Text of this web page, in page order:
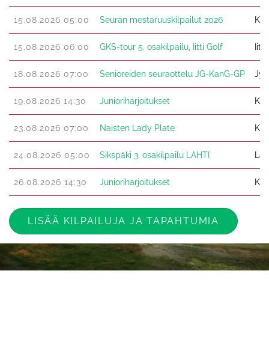
15.08.2026 05:00 Seuran mestaruuskilpailut 2026
15.08.2026 06:00 GKS-tour 5. osakilpailu, Iitti Golf
18.08.2026 07:00 Senioreiden seuraottelu JG-KanG-GP
19.08.2026 14:30 Junioriharjoitukset
23.08.2026 07:00 Naisten Lady Plate
24.08.2026 05:00 Sikspäki 3. osakilpailu LAHTI
26.08.2026 14:30 Junioriharjoitukset
LISÄÄ KILPAILUJA JA TAPAHTUMIA